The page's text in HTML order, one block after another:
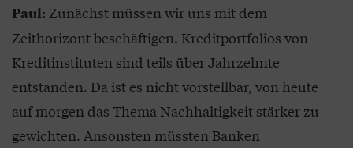
Paul: Zunächst müssen wir uns mit dem
Zeithorizont beschäftigen. Kreditportfolios von
Kreditinstituten sind teils über Jahrzehnte
entstanden. Da ist es nicht vorstellbar, von heute
auf morgen das Thema Nachhaltigkeit stärker zu
gewichten. Ansonsten müssten Banken